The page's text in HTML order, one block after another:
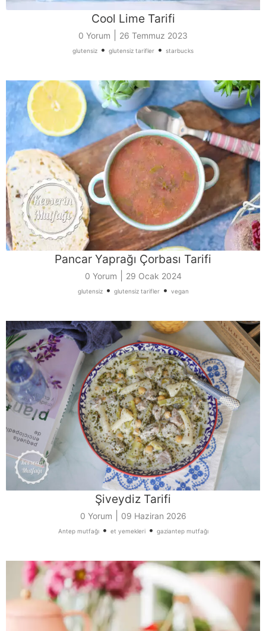
Cool Lime Tarifi
0 Yorum 26 Temmuz 2023
glutensiz • glutensiz tarifler • starbucks
Pancar Yaprağı Çorbası Tarifi
0 Yorum 29 Ocak 2024
glutensiz• glutensiz tarifler• vegan
Şiveydiz Tarifi
0 Yorum 09 Haziran 2026
Antep mutfağı• et yemekleri• gaziantep mutfağı